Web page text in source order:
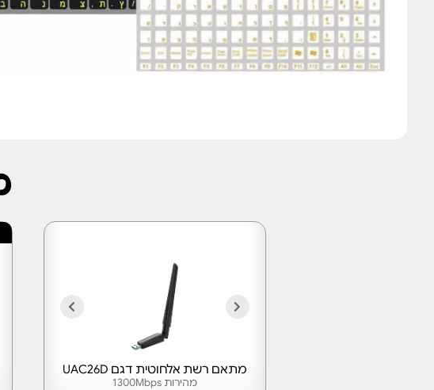
מהירות 1300Mbps
מתאם רשת אלחוטית דגם UAC26D